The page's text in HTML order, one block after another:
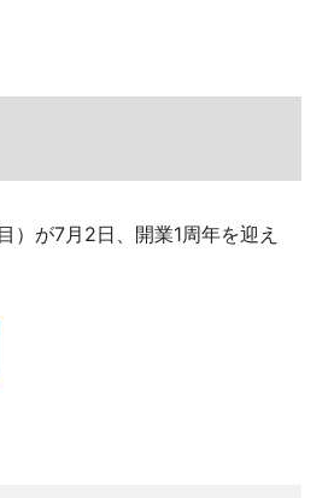
が7月2日、開業1周年を迎え